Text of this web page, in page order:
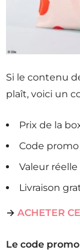
Si le contenu
plaît, voici un
Prix de la
Code promo
Valeur
Livraison
→ ACHETER
Le code